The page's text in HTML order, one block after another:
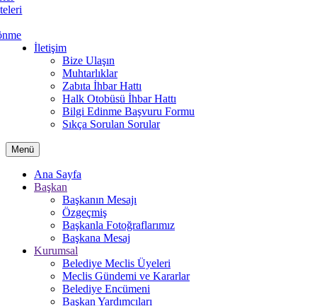
İletişim
Bize Ulaşın
Muhtarlıklar
Zabıta İhbar Hattı
Halk Otobüsü İhbar Hattı
Bilgi Edinme Başvuru Formu
Sıkça Sorulan Sorular
Menü
Ana Sayfa
Başkan
Başkanın Mesajı
Özgeçmiş
Başkanla Fotoğraflarımız
Başkana Mesaj
Kurumsal
Belediye Meclis Üyeleri
Meclis Gündemi ve Kararlar
Belediye Encümeni
Başkan Yardımcıları